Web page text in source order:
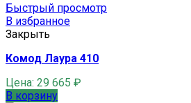
Быстрый просмотр
В избранное
Закрыть
Комод Лаура 410
Цена: 29 665 ₽
В корзину